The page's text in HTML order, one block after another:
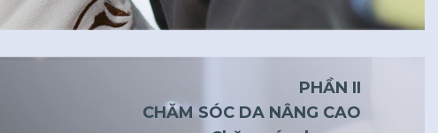
PHẦN II
CHĂM SÓC DA NÂNG CAO